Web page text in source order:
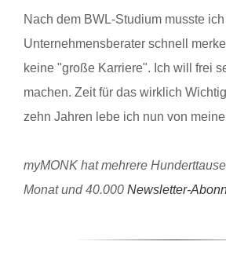
Nach dem BWL-Studium musste
Unternehmensberater schnell
keine "große Karriere". Ich will frei
machen. Zeit für das wirklich
zehn Jahren lebe ich nun von
myMONK hat mehrere
Monat und 40.000 Newsletter-